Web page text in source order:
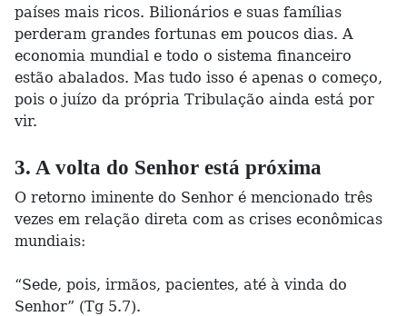
países mais ricos. Bilionários e suas famílias
perderam grandes fortunas em poucos dias. A
economia mundial e todo o sistema financeiro
estão abalados. Mas tudo isso é apenas o começo,
pois o juízo da própria Tribulação ainda está por
vir.
3. A volta do Senhor está próxima
O retorno iminente do Senhor é mencionado três
vezes em relação direta com as crises econômicas
mundiais:
“Sede, pois, irmãos, pacientes, até à vinda do
Senhor” (Tg 5.7).